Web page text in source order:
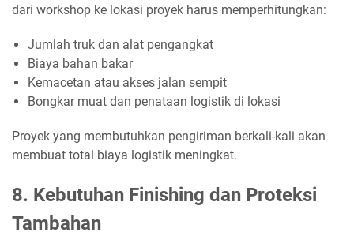
dari workshop ke lokasi proyek harus memperhitungkan:
Jumlah truk dan alat pengangkat
Biaya bahan bakar
Kemacetan atau akses jalan sempit
Bongkar muat dan penataan logistik di lokasi
Proyek yang membutuhkan pengiriman berkali-kali akan
membuat total biaya logistik meningkat.
8. Kebutuhan Finishing dan Proteksi
Tambahan